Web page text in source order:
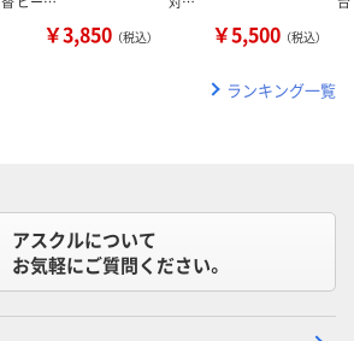
￥3,850 （税込） ￥5,500 （税込）
ランキング一覧
アスクルについて
お気軽にご質問ください。